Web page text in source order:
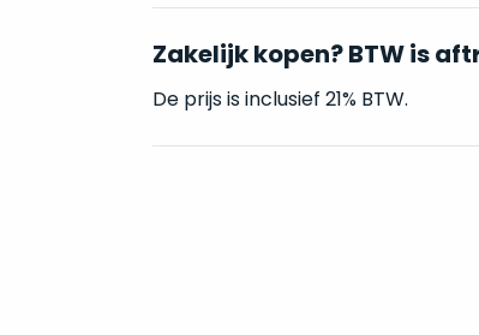
Zakelijk kopen? BTW is
De prijs is inclusief 21% BTW.